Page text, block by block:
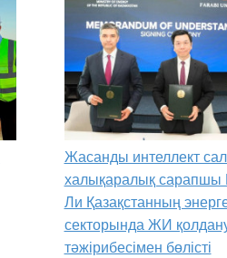
Жасанды интеллект
халықаралық сарапшы
Ли Қазақстанның
секторында ЖИ
тәжірибесімен бөлісті